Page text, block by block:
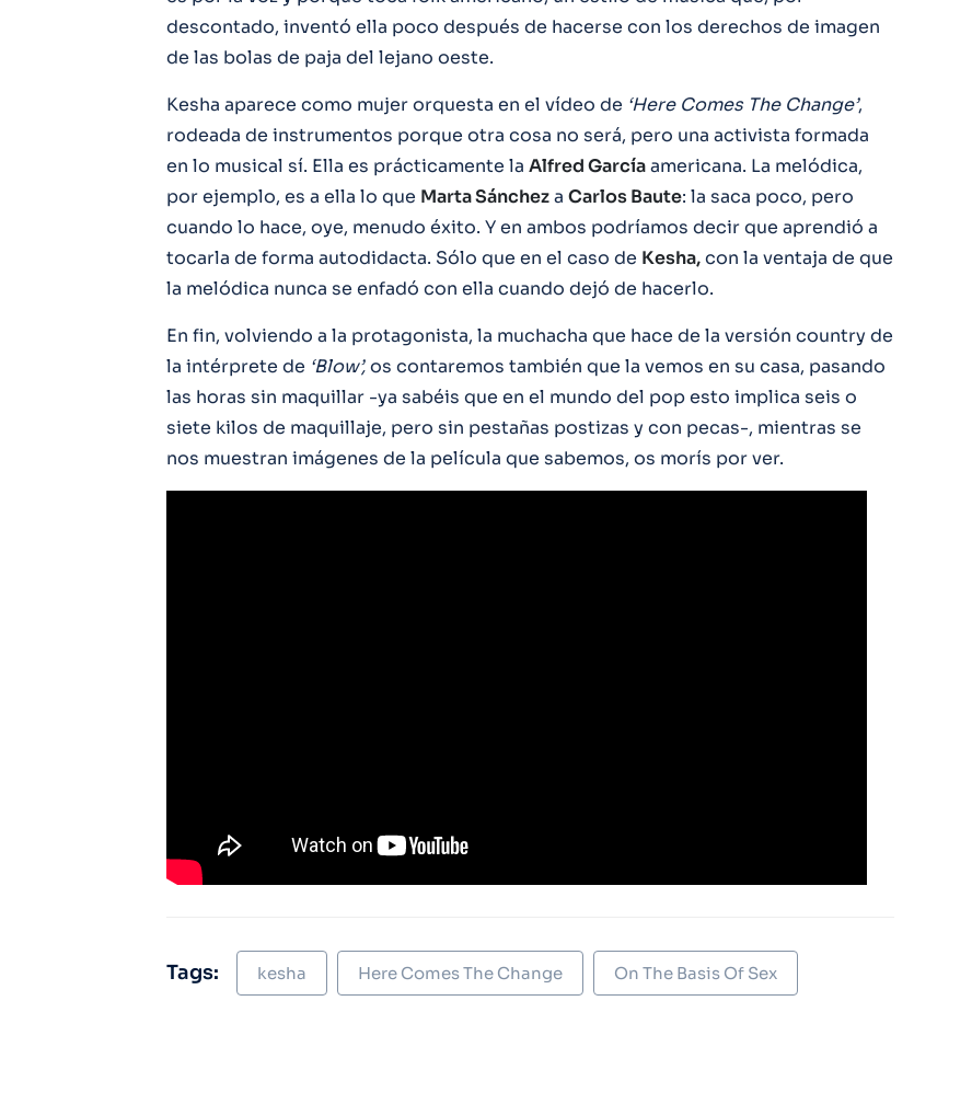
descontado, inventó ella poco después de hacerse con los derechos de imagen
de las bolas de paja del lejano oeste.
Kesha aparece como mujer orquesta en el vídeo de ‘Here Comes The Change’,
rodeada de instrumentos porque otra cosa no será, pero una activista formada
en lo musical sí. Ella es prácticamente la Alfred Garcíaamericana. La melódica,
por ejemplo, es a ella lo que Marta Sáncheza Carlos Baute: la saca poco, pero
cuando lo hace, oye, menudo éxito. Y en ambos podríamos decir que aprendió a
tocarla de forma autodidacta. Sólo que en el caso de Kesha,con la ventaja de que
la melódica nunca se enfadó con ella cuando dejó de hacerlo.
En fin, volviendo a la protagonista, la muchacha que hace de la versión country de
la intérprete de ‘Blow’,os contaremos también que la vemos en su casa, pasando
las horas sin maquillar -ya sabéis que en el mundo del pop esto implica seis o
siete kilos de maquillaje, pero sin pestañas postizas y con pecas-, mientras se
nos muestran imágenes de la película que sabemos, os morís por ver.
Tags: kesha Here Comes The Change On The Basis Of Sex